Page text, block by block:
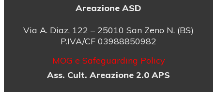
Areazione ASD
Via A. Diaz, 122 – 25010 San Zeno N. (BS)
P.IVA/CF 03988850982
MOG e Safeguarding Policy
Ass. Cult. Areazione 2.0 APS